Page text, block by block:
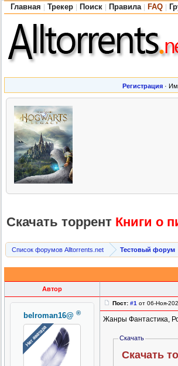
Главная Трекер Поиск Правила FAQ
Регистрация ·
Скачать торрент Книги о
Список форумов Alltorrents.net Тестовый форум
Автор
belroman16@ ®
Пост: #1 от 06-Ноя-
Жанры Фантастика,
Скачать
Скачать